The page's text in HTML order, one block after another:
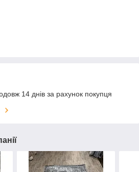
14 днів за рахунок покупця